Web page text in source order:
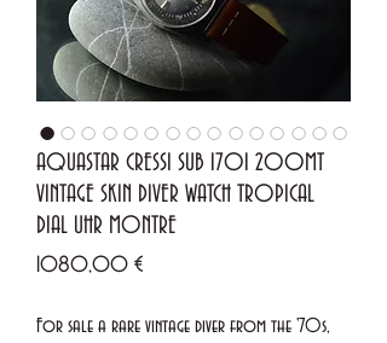
AQUASTAR CRESSI SUB 1701 200MT
VINTAGE SKIN DIVER WATCH TROPICAL
DIAL UHR MONTRE
1080,00 €Prezzo
For sale a rare vintage diver from the '70s,